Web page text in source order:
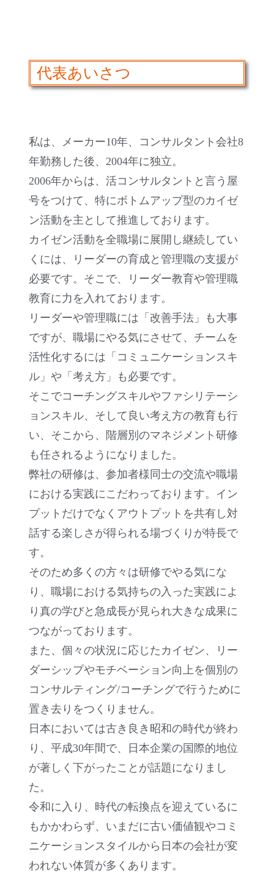
代表あいさつ
私は、メーカー10年、コンサルタント会社8
年勤務した後、2004年に独立。
2006年からは、活コンサルタントと言う屋
号をつけて、特にボトムアップ型のカイゼ
ン活動を主として推進しております。
カイゼン活動を全職場に展開し継続してい
くには、リーダーの育成と管理職の支援が
必要です。そこで、リーダー教育や管理職
教育に力を入れております。
リーダーや管理職には「改善手法」も大事
ですが、職場にやる気にさせて、チームを
活性化するには「コミュニケーションスキ
ル」や「考え方」も必要です。
そこでコーチングスキルやファシリテーシ
ョンスキル、そして良い考え方の教育も行
い、そこから、階層別のマネジメント研修
も任されるようになりました。
弊社の研修は、参加者様同士の交流や職場
における実践にこだわっております。イン
プットだけでなくアウトプットを共有し対
話する楽しさが得られる場づくりが特長で
す。
そのため多くの方々は研修でやる気にな
り、職場における気持ちの入った実践によ
り真の学びと急成長が見られ大きな成果に
つながっております。
また、個々の状況に応じたカイゼン、リー
ダーシップやモチベーション向上を個別の
コンサルティング/コーチングで行うために
置き去りをつくりません。
日本においては古き良き昭和の時代が終わ
り、平成30年間で、日本企業の国際的地位
が著しく下がったことが話題になりまし
た。
令和に入り、時代の転換点を迎えているに
もかかわらず、いまだに古い価値観やコミ
ニケーションスタイルから日本の会社が変
われない体質が多くあります。